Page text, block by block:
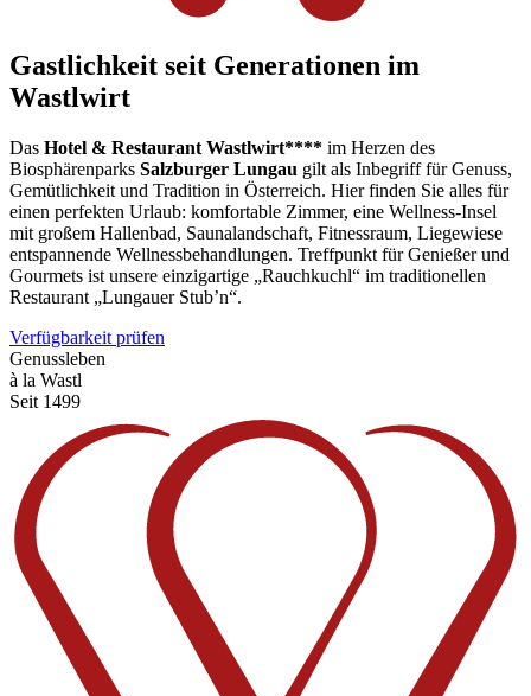
Gastlichkeit seit Generationen im
Wastlwirt
Das Hotel & Restaurant Wastlwirt**** im Herzen des
Biosphärenparks Salzburger Lungau gilt als Inbegriff für Genuss,
Gemütlichkeit und Tradition in Österreich. Hier finden Sie alles für
einen perfekten Urlaub: komfortable Zimmer, eine Wellness-Insel
mit großem Hallenbad, Saunalandschaft, Fitnessraum, Liegewiese
entspannende Wellnessbehandlungen. Treffpunkt für Genießer und
Gourmets ist unsere einzigartige „Rauchkuchl“ im traditionellen
Restaurant „Lungauer Stub’n“.
Verfügbarkeit prüfen
Genussleben
à la Wastl
Seit 1499